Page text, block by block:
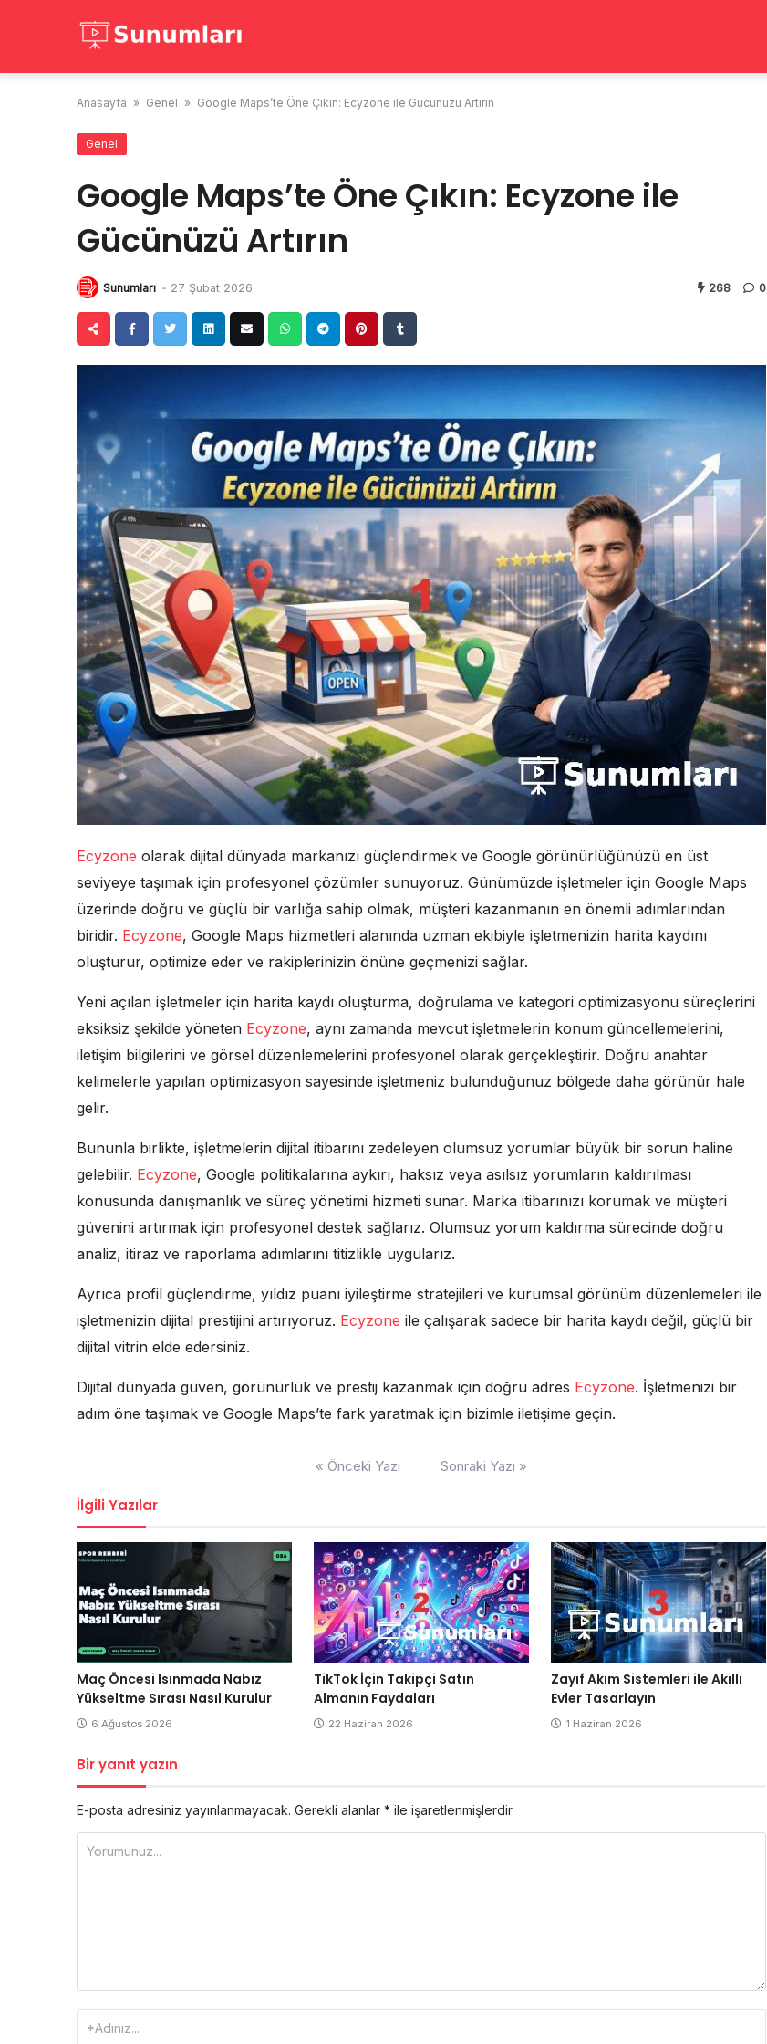
Anasayfa » Genel » Google Maps’te Öne Çıkın: Ecyzone ile Gücünüzü Artırın
Genel
Google Maps’te Öne Çıkın: Ecyzone ile
Gücünüzü Artırın
Sunumları - 27 Şubat 2026 268 0
Ecyzone olarak dijital dünyada markanızı güçlendirmek ve Google görünürlüğünüzü en üst
seviyeye taşımak için profesyonel çözümler sunuyoruz. Günümüzde işletmeler için Google Maps
üzerinde doğru ve güçlü bir varlığa sahip olmak, müşteri kazanmanın en önemli adımlarından
biridir. Ecyzone, Google Maps hizmetleri alanında uzman ekibiyle işletmenizin harita kaydını
oluşturur, optimize eder ve rakiplerinizin önüne geçmenizi sağlar.
Yeni açılan işletmeler için harita kaydı oluşturma, doğrulama ve kategori optimizasyonu süreçlerini
eksiksiz şekilde yöneten Ecyzone, aynı zamanda mevcut işletmelerin konum güncellemelerini,
iletişim bilgilerini ve görsel düzenlemelerini profesyonel olarak gerçekleştirir. Doğru anahtar
kelimelerle yapılan optimizasyon sayesinde işletmeniz bulunduğunuz bölgede daha görünür hale
gelir.
Bununla birlikte, işletmelerin dijital itibarını zedeleyen olumsuz yorumlar büyük bir sorun haline
gelebilir. Ecyzone, Google politikalarına aykırı, haksız veya asılsız yorumların kaldırılması
konusunda danışmanlık ve süreç yönetimi hizmeti sunar. Marka itibarınızı korumak ve müşteri
güvenini artırmak için profesyonel destek sağlarız. Olumsuz yorum kaldırma sürecinde doğru
analiz, itiraz ve raporlama adımlarını titizlikle uygularız.
Ayrıca profil güçlendirme, yıldız puanı iyileştirme stratejileri ve kurumsal görünüm düzenlemeleri ile
işletmenizin dijital prestijini artırıyoruz. Ecyzone ile çalışarak sadece bir harita kaydı değil, güçlü bir
dijital vitrin elde edersiniz.
Dijital dünyada güven, görünürlük ve prestij kazanmak için doğru adres Ecyzone. İşletmenizi bir
adım öne taşımak ve Google Maps’te fark yaratmak için bizimle iletişime geçin.
« Önceki Yazı Sonraki Yazı »
İlgili Yazılar
Maç Öncesi Isınmada Nabız
Yükseltme Sırası Nasıl Kurulur
6 Ağustos 2026
TikTok İçin Takipçi Satın
Almanın Faydaları
22 Haziran 2026
Zayıf Akım Sistemleri ile Akıllı
Evler Tasarlayın
1 Haziran 2026
Bir yanıt yazın
E-posta adresiniz yayınlanmayacak. Gerekli alanlar * ile işaretlenmişlerdir